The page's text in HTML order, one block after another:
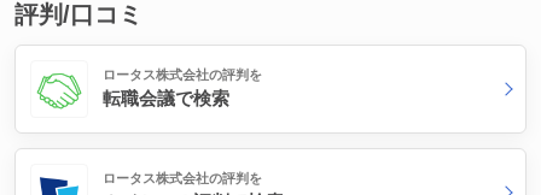
評判/口コミ
ロータス株式会社の評判を
転職会議で検索
ロータス株式会社の評判を